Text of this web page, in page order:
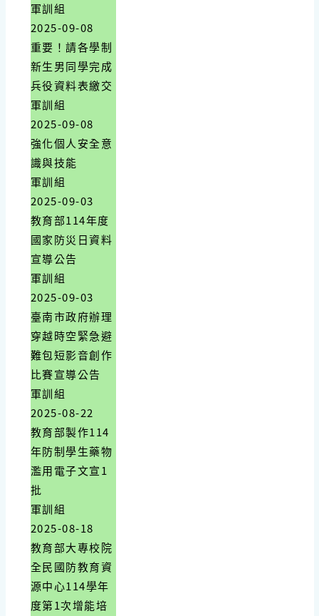
軍訓組
2025-09-08
重要！請各學制
新生男同學完成
兵役資料表繳交
軍訓組
2025-09-08
強化個人安全意
識與技能
軍訓組
2025-09-03
教育部114年度
國家防災日資料
宣導公告
軍訓組
2025-09-03
臺南市政府辦理
穿越時空緊急避
難包短影音創作
比賽宣導公告
軍訓組
2025-08-22
教育部製作114
年防制學生藥物
濫用電子文宣1
批
軍訓組
2025-08-18
教育部大專校院
全民國防教育資
源中心114學年
度第1次增能培